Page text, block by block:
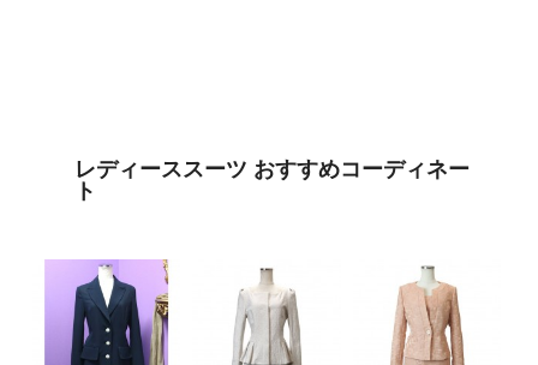
レディーススーツ おすすめコーディネー
ト